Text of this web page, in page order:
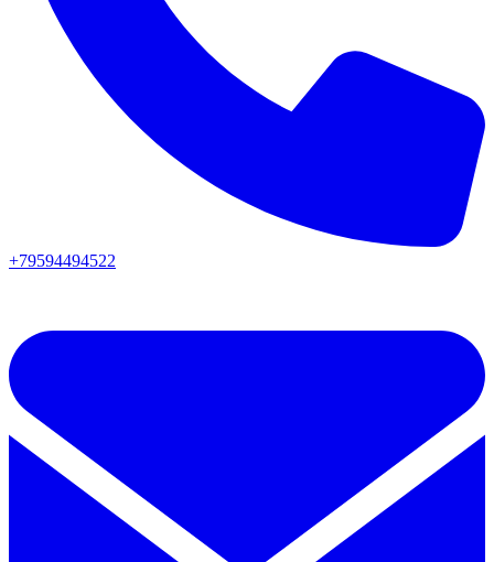
+79594494522